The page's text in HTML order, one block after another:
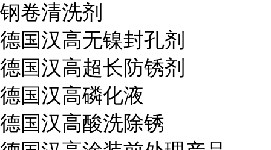
钢卷清洗剂
德国汉高无镍封孔剂
德国汉高超长防锈剂
德国汉高磷化液
德国汉高酸洗除锈